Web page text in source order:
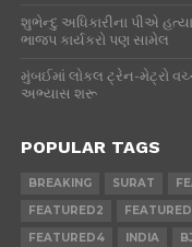
શુભેન્દુ અધિકારીના પીએ
ભાજપ કાર્યકરો પણ સામેલ
મુંબઈમાં લોકલ ટ્રેન-મેટ્રો
અભ્યાસ શરૂ
POPULAR TAGS
BREAKING SURAT
FEATURED2
FEATURED4
INDIA